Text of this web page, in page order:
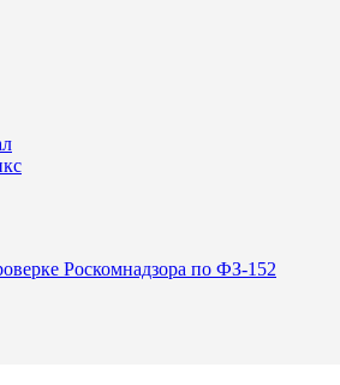
Роскомнадзора по ФЗ-152